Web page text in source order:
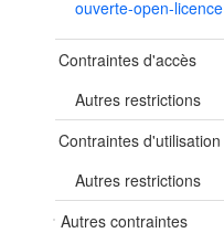
ouverte-open-licence
Contraintes d'accès
Autres restrictions
Contraintes d'utilisation
Autres restrictions
Autres contraintes